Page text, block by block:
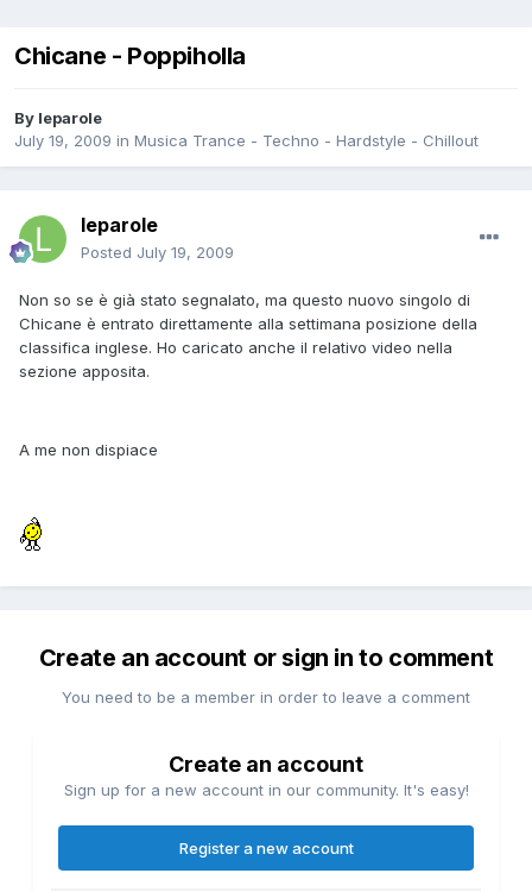
Chicane - Poppiholla
By leparole
July 19, 2009 in Musica Trance - Techno - Hardstyle - Chillout
leparole
Posted July 19, 2009
Non so se è già stato segnalato, ma questo nuovo singolo di
Chicane è entrato direttamente alla settimana posizione della
classifica inglese. Ho caricato anche il relativo video nella
sezione apposita.
A me non dispiace
Create an account or sign in to comment
You need to be a member in order to leave a comment
Create an account
Sign up for a new account in our community. It's easy!
Register a new account